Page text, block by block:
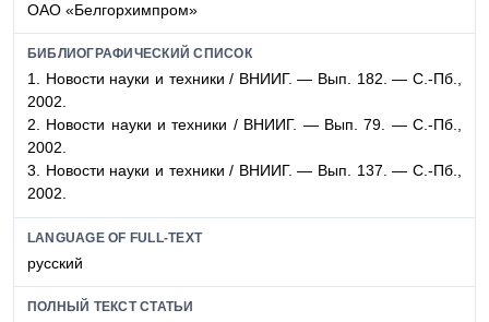
ОАО «Белгорхимпром»
БИБЛИОГРАФИЧЕСКИЙ СПИСОК
1. Новости науки и техники / ВНИИГ. — Вып. 182. — С.-Пб.,
2002.
2. Новости науки и техники / ВНИИГ. — Вып. 79. — С.-Пб.,
2002.
3. Новости науки и техники / ВНИИГ. — Вып. 137. — С.-Пб.,
2002.
LANGUAGE OF FULL-TEXT
русский
ПОЛНЫЙ ТЕКСТ СТАТЬИ